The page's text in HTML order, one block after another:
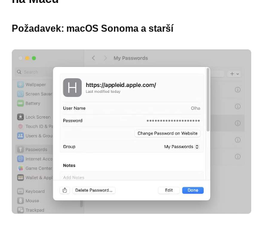
Požadavek: macOS Sonoma a starší